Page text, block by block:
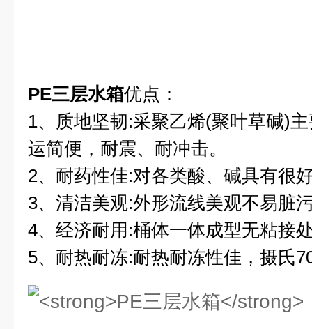
PE三层水箱优点：
1、质地坚韧:采聚乙烯(聚叶草碱)
运简便，耐震、耐冲击。
2、耐药性佳:对各类酸、碱具有很
3、清洁美观:外形流线美观不易脏
4、经济耐用:桶体一体成型无粘接
5、耐热耐冻:耐热耐冻性佳，摄氏